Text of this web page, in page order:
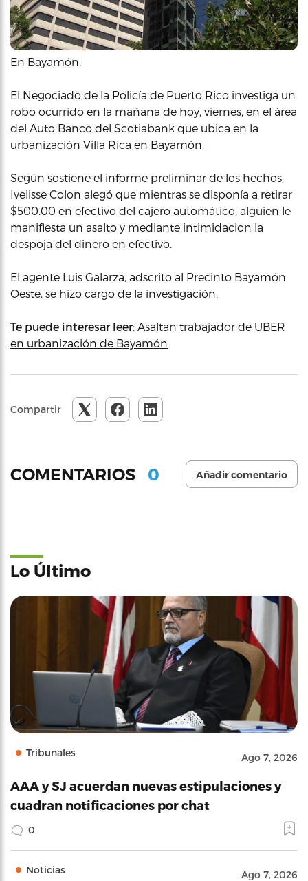
En Bayamón.
El Negociado de la Policía de Puerto Rico investiga un
robo ocurrido en la mañana de hoy, viernes, en el área
del Auto Banco del Scotiabank que ubica en la
urbanización Villa Rica en Bayamón.
Según sostiene el informe preliminar de los hechos,
Ivelisse Colon alegó que mientras se disponía a retirar
$500.00 en efectivo del cajero automático, alguien le
manifiesta un asalto y mediante intimidacion la
despoja del dinero en efectivo.
El agente Luis Galarza, adscrito al Precinto Bayamón
Oeste, se hizo cargo de la investigación.
Te puede interesar leer: Asaltan trabajador de UBER
en urbanización de Bayamón
Compartir
COMENTARIOS 0 Añadir comentario
Lo Último
Tribunales Ago 7, 2026
AAA y SJ acuerdan nuevas estipulaciones y
cuadran notificaciones por chat
0
Noticias Ago 7, 2026